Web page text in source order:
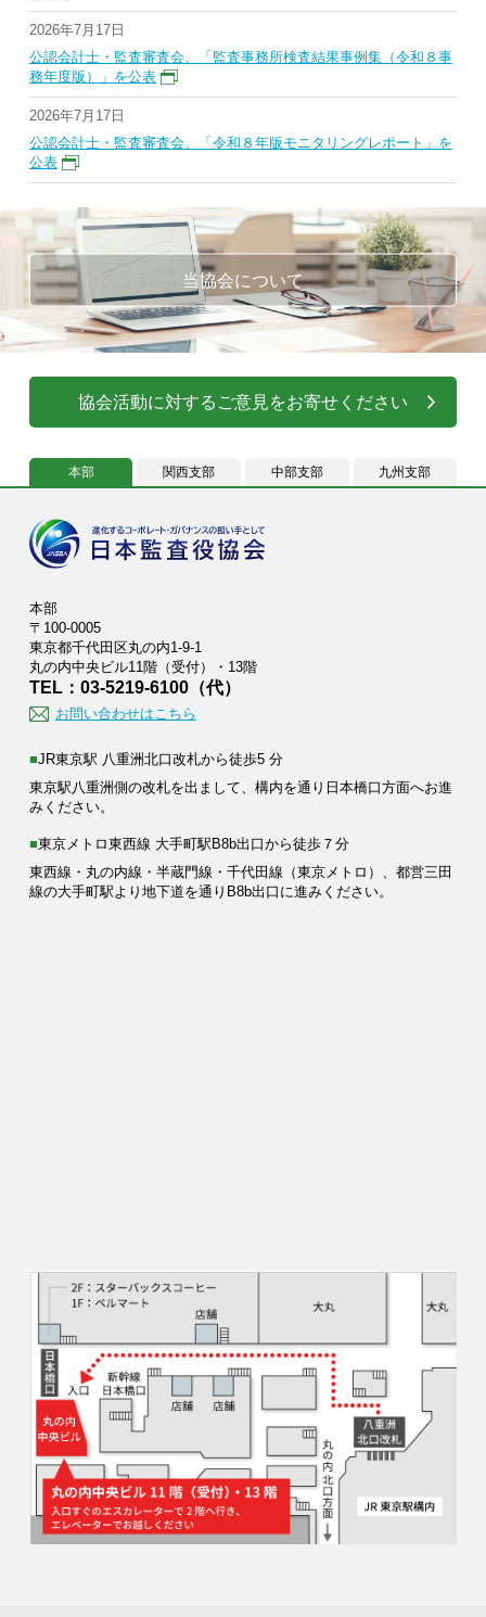
2026年7月17日
公認会計士・監査審査会、「監査事務所検査結果事例集（令和８事
務年度版）」を公表
2026年7月17日
公認会計士・監査審査会、「令和８年版モニタリングレポート」を
公表
当協会について
協会活動に対するご意見をお寄せください
本部 関西支部 中部支部 九州支部
本部
〒100-0005
東京都千代田区丸の内1-9-1
丸の内中央ビル11階（受付）・13階
TEL：03-5219-6100（代）
お問い合わせはこちら
■JR東京駅 八重洲北口改札から徒歩5 分
東京駅八重洲側の改札を出まして、構内を通り日本橋口方面へお進
みください。
■東京メトロ東西線 大手町駅B8b出口から徒歩７分
東西線・丸の内線・半蔵門線・千代田線（東京メトロ）、都営三田
線の大手町駅より地下道を通りB8b出口に進みください。